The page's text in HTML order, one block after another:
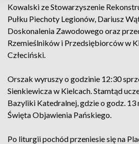
Kowalski ze Stowarzyszenie
Pułku Piechoty Legionów, Dariusz
Doskonalenia Zawodowego oraz
Rzemieślników i Przedsiębiorców w
Człeciński.
Orszak wyruszy o godzinie 12:30
Sienkiewicza w Kielcach. Stamtąd
Bazyliki Katedralnej, gdzie o godz.
Święta Objawienia Pańskiego.
Po liturgii pochód przeniesie się na